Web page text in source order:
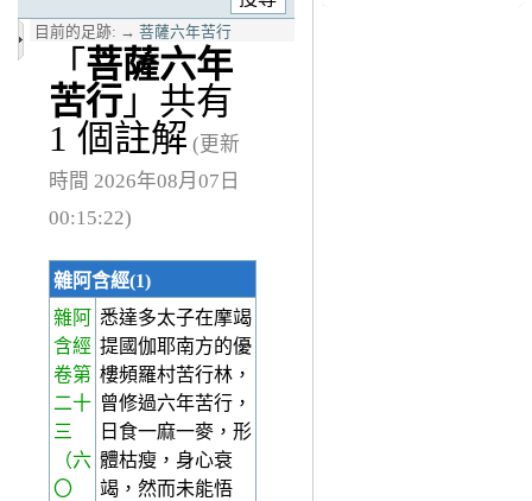
目前的足跡: → 菩薩六年苦行
「 菩薩六年
苦行 」共有
1 個註解 (更新
時間 2026年08月07日
00:15:22)
雜阿含經(1)
雜阿
含經
卷第
二十
三
（六
〇
悉達多太子在摩竭
提國伽耶南方的優
樓頻羅村苦行林，
曾修過六年苦行，
日食一麻一麥，形
體枯瘦，身心衰
竭，然而未能悟